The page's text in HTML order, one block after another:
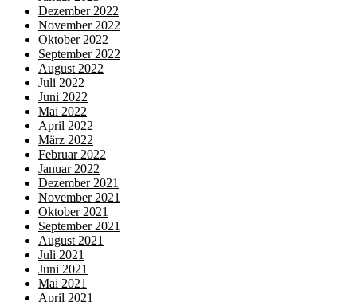
Dezember 2022
November 2022
Oktober 2022
September 2022
August 2022
Juli 2022
Juni 2022
Mai 2022
April 2022
März 2022
Februar 2022
Januar 2022
Dezember 2021
November 2021
Oktober 2021
September 2021
August 2021
Juli 2021
Juni 2021
Mai 2021
April 2021